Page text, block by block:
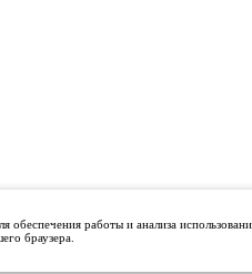
обеспечения работы и анализа
браузера.